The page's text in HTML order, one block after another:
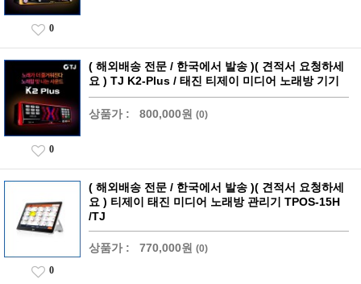
0
( 해외배송 전문 / 한국에서 발송 )( 견적서 요청하세
요 ) TJ K2-Plus / 태진 티제이 미디어 노래방 기기
상품가 : 800,000원 (0)
0
( 해외배송 전문 / 한국에서 발송 )( 견적서 요청하세
요 ) 티제이 태진 미디어 노래방 관리기 TPOS-15H
/TJ
상품가 : 770,000원 (0)
0